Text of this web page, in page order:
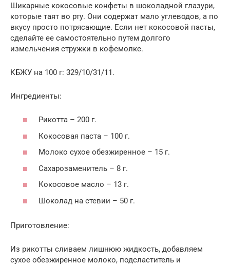
Шикарные кокосовые конфеты в шоколадной глазури,
которые таят во рту. Они содержат мало углеводов, а по
вкусу просто потрясающие. Если нет кокосовой пасты,
сделайте ее самостоятельно путем долгого
измельчения стружки в кофемолке.
КБЖУ на 100 г: 329/10/31/11.
Ингредиенты:
Рикотта – 200 г.
Кокосовая паста – 100 г.
Молоко сухое обезжиренное – 15 г.
Сахарозаменитель – 8 г.
Кокосовое масло – 13 г.
Шоколад на стевии – 50 г.
Приготовление:
Из рикотты сливаем лишнюю жидкость, добавляем
сухое обезжиренное молоко, подсластитель и